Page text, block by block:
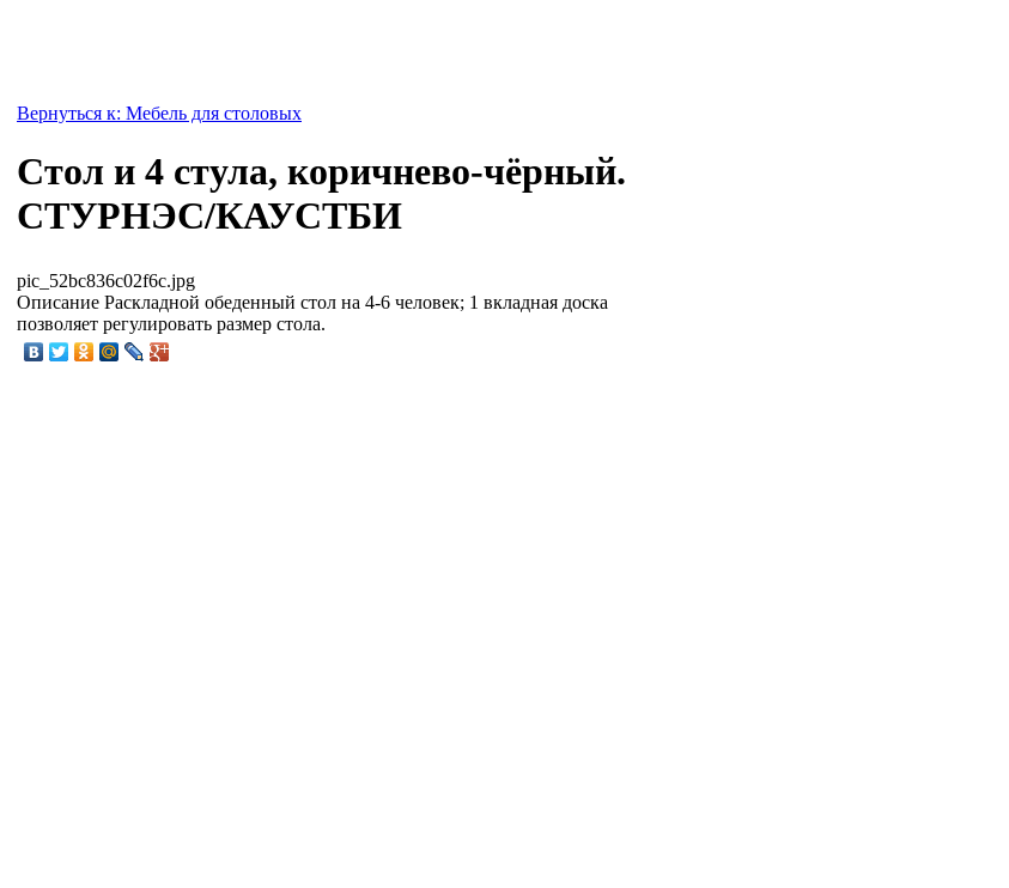
Вернуться к: Мебель для столовых
Стол и 4 стула, коричнево-чёрный.
СТУРНЭС/КАУСТБИ
pic_52bc836c02f6c.jpg
Описание Раскладной обеденный стол на 4-6 человек; 1 вкладная доска
позволяет регулировать размер стола.